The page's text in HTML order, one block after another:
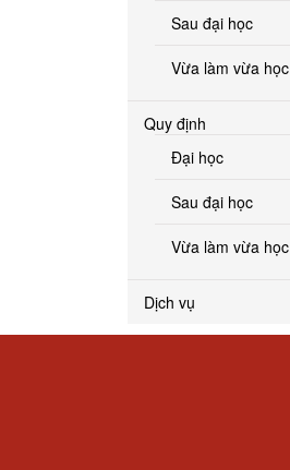
Sau đại học
Vừa làm vừa học
Quy định
Đại học
Sau đại học
Vừa làm vừa học
Dịch vụ